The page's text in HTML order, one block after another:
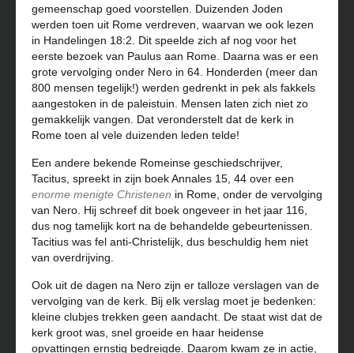
gemeenschap goed voorstellen. Duizenden Joden
werden toen uit Rome verdreven, waarvan we ook lezen
in Handelingen 18:2. Dit speelde zich af nog voor het
eerste bezoek van Paulus aan Rome. Daarna was er een
grote vervolging onder Nero in 64. Honderden (meer dan
800 mensen tegelijk!) werden gedrenkt in pek als fakkels
aangestoken in de paleistuin. Mensen laten zich niet zo
gemakkelijk vangen. Dat veronderstelt dat de kerk in
Rome toen al vele duizenden leden telde!
Een andere bekende Romeinse geschiedschrijver,
Tacitus, spreekt in zijn boek Annales 15, 44 over een
enorme menigte Christenen in Rome, onder de vervolging
van Nero. Hij schreef dit boek ongeveer in het jaar 116,
dus nog tamelijk kort na de behandelde gebeurtenissen.
Tacitius was fel anti-Christelijk, dus beschuldig hem niet
van overdrijving.
Ook uit de dagen na Nero zijn er talloze verslagen van de
vervolging van de kerk. Bij elk verslag moet je bedenken:
kleine clubjes trekken geen aandacht. De staat wist dat de
kerk groot was, snel groeide en haar heidense
opvattingen ernstig bedreigde. Daarom kwam ze in actie,